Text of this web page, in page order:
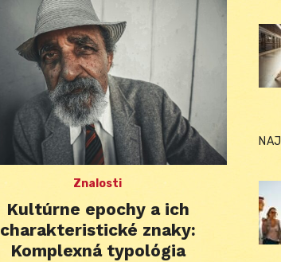
Znalosti
Kultúrne epochy a ich
charakteristické znaky:
Komplexná typológia